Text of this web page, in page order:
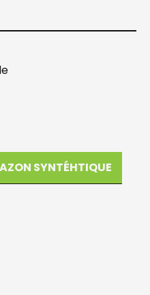
SYNTÉHTIQUE